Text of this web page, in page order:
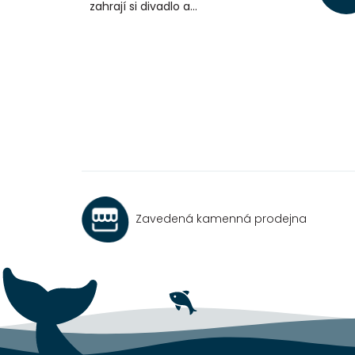
zahrají si divadlo a...
Zavedená kamenná prodejna